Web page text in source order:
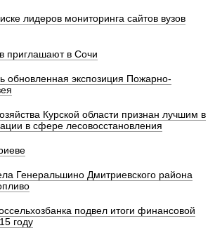
лидеров мониторинга сайтов вузов
приглашают в Сочи
обновленная экспозиция Пожарно-
Курской области признан лучшим в
в сфере лесовосстановления
Генеральшино Дмитриевского района
подвел итоги финансовой
году